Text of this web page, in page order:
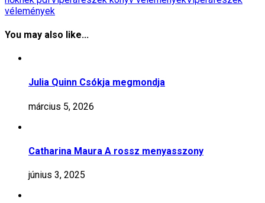
vélemények
You may also like...
Julia Quinn Csókja megmondja
március 5, 2026
Catharina Maura A rossz menyasszony
június 3, 2025